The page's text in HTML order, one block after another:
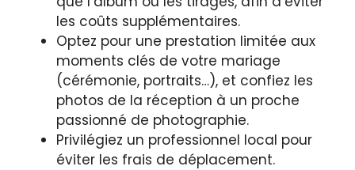
les coûts supplémentaires.
Optez pour une prestation limitée aux
moments clés de votre mariage
(cérémonie, portraits…), et confiez les
photos de la réception à un proche
passionné de photographie.
Privilégiez un professionnel local pour
éviter les frais de déplacement.